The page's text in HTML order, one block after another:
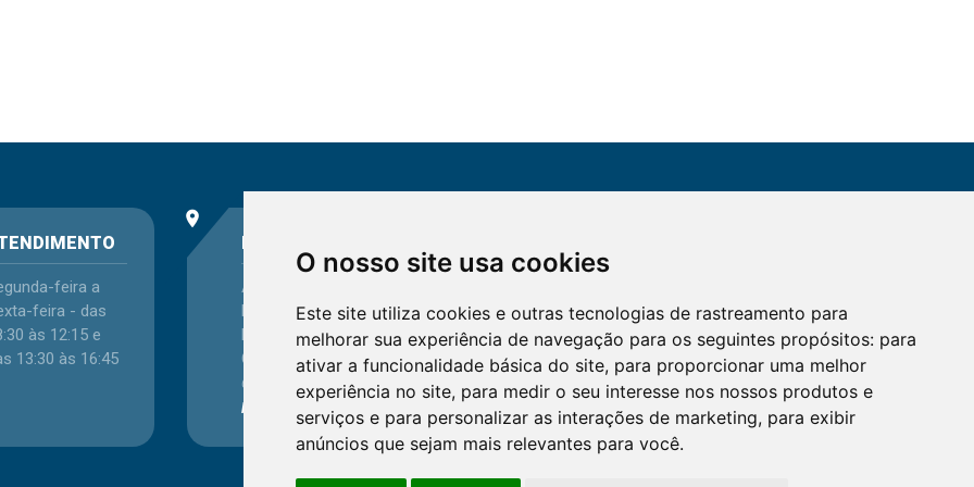
O nosso site usa cookies
Este site utiliza cookies e outras tecnologias de rastreamento para
melhorar sua experiência de navegação para os seguintes propósitos: para
ativar a funcionalidade básica do site, para proporcionar uma melhor
experiência no site, para medir o seu interesse nos nossos produtos e
serviços e para personalizar as interações de marketing, para exibir
anúncios que sejam mais relevantes para você.
feira a
feira - das
às 12:15 e
13:30 às 16:45
place
ENDEREÇO
Avenida Itaqui, 45,
Bairro Petrópolis,
Porto Alegre - RS -
CEP 90460-140
Confira as demais
localizações
no Estado
Confira os e-mailsaqui